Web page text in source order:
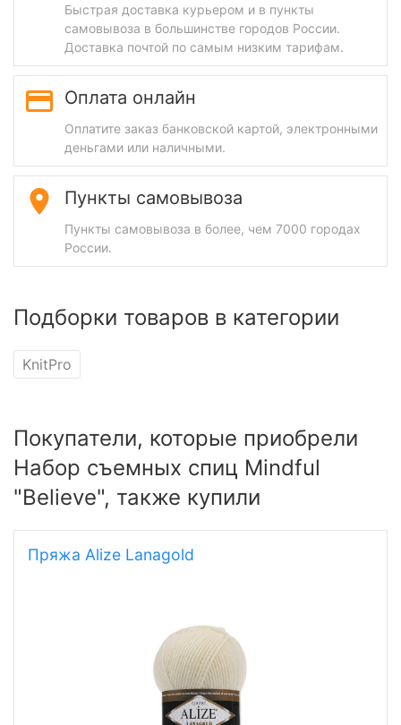
Быстрая доставка курьером и в пункты
самовывоза в большинстве городов России.
Доставка почтой по самым низким тарифам.
Оплата онлайн
Оплатите заказ банковской картой, электронными
деньгами или наличными.
Пункты самовывоза
Пункты самовывоза в более, чем 7000 городах
России.
Подборки товаров в категории
KnitPro
Покупатели, которые приобрели
Набор съемных спиц Mindful
"Believe", также купили
Пряжа Alize Lanagold